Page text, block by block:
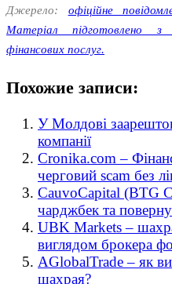
Джерело: офіційне
Матеріал підготовлено
фінансових послуг.
Похожие записи:
У Молдові
компанії
Cronika.com –
черговий scam без
CauvoCapital (BTG
чарджбек та
UBK Markets –
виглядом брокера
AGlobalTrade – як
шахрая?